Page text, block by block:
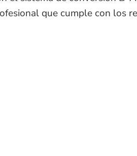
que cumple con los